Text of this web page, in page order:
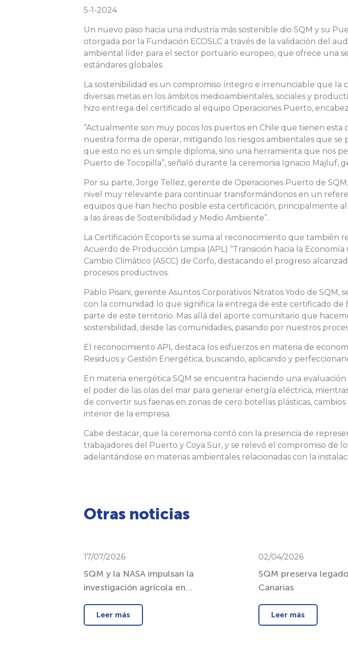
5-1-2024
Un nuevo paso hacia una industria más sostenible dio SQM y su
otorgada por la Fundación ECOSLC a través de la validación del
ambiental líder para el sector portuario europeo, que ofrece una
estándares globales.
La sostenibilidad es un compromiso íntegro e irrenunciable que la
diversas metas en los ámbitos medioambientales, sociales y
hizo entrega del certificado al equipo Operaciones Puerto,
“Actualmente son muy pocos los puertos en Chile que tienen
nuestra forma de operar, mitigando los riesgos ambientales que
que esto no es un simple diploma, sino una herramienta que nos
Puerto de Tocopilla”, señaló durante la ceremonia Ignacio Majluf,
Por su parte, Jorge Tellez, gerente de Operaciones Puerto de
nivel muy relevante para continuar transformándonos en un
equipos que han hecho posible esta certificación, principalmente
a las áreas de Sostenibilidad y Medio Ambiente”.
La Certificación Ecoports se suma al reconocimiento que también
Acuerdo de Producción Limpia (APL) “Transición hacia la
Cambio Climático (ASCC) de Corfo, destacando el progreso
procesos productivos.
Pablo Pisani, gerente Asuntos Corporativos Nitratos Yodo de SQM,
con la comunidad lo que significa la entrega de este certificado de
parte de este territorio. Mas allá del aporte comunitario que
sostenibilidad, desde las comunidades, pasando por nuestros
El reconocimiento APL destaca los esfuerzos en materia de
Residuos y Gestión Energética, buscando, aplicando y
En materia energética SQM se encuentra haciendo una
el poder de las olas del mar para generar energía eléctrica,
de convertir sus faenas en zonas de cero botellas plásticas,
interior de la empresa.
Cabe destacar, que la ceremonia contó con la presencia de
trabajadores del Puerto y Coya Sur, y se relevó el compromiso de
adelantándose en materias ambientales relacionadas con la
Otras noticias
17/07/2026
SQM y la NASA impulsan la
investigación agrícola en
Leer más
02/04/2026
SQM preserva
Canarias
Leer más